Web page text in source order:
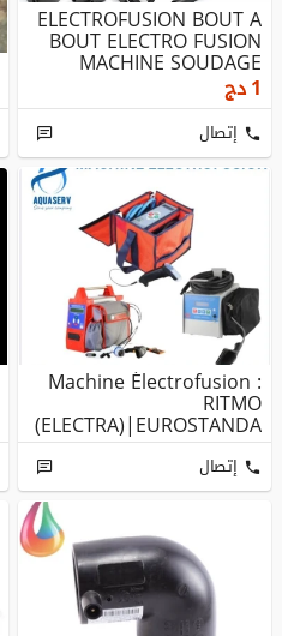
ELECTROFUSION BOUT A
BOUT ELECTRO FUSION
MACHINE SOUDAGE
PEHD RACCORD ...
1دج
إتصال
Machine Électrofusion :
RITMO
(ELECTRA)|EUROSTANDA
RD|PLASTITALIA|I-PLA...
إتصال